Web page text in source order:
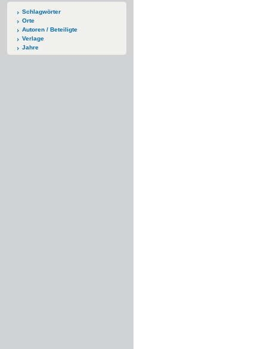
Schlagwörter
Orte
Autoren / Beteiligte
Verlage
Jahre